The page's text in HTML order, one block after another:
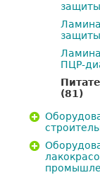
защиты
ПЦР-
(81)